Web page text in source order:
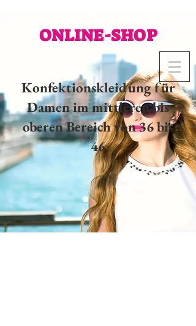
ONLINE-SHOP
Konfektionskleidung für
Damen im mittleren bis
oberen Bereich von 36 bis
46